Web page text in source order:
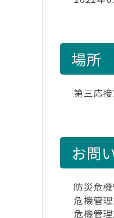
場所
第三応
お問
防災危
危機管
危機管